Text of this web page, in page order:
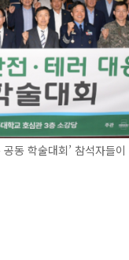
동 학술대회’ 참석자들